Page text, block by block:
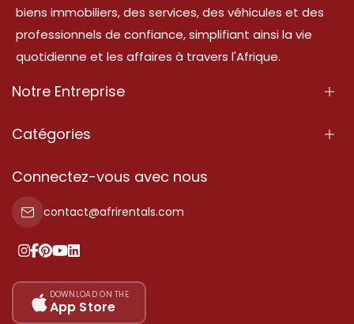
biens immobiliers, des services, des véhicules et des
professionnels de confiance, simplifiant ainsi la vie
quotidienne et les affaires à travers l'Afrique.
Notre Entreprise
À Propos
Conditions d'Utilisation
Politique de Confidentialité
Nos tarifs
Plan du site
Catégories
Propriété
Propriété à vendre
Propriété à louer
Ajoutez votre témoignage
Connectez-vous avec nous
contact@afrirentals.com
DOWNLOAD ON THE
App Store